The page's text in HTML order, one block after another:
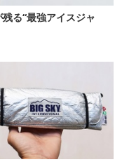
る“最強アイスジャ